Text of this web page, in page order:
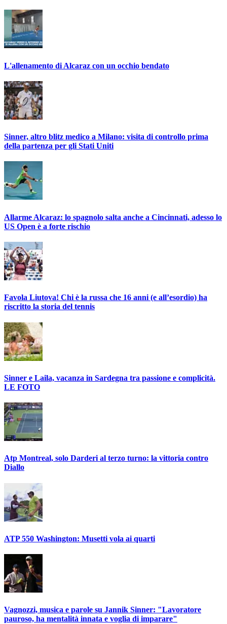
L'allenamento di Alcaraz con un occhio bendato
Sinner, altro blitz medico a Milano: visita di controllo prima
della partenza per gli Stati Uniti
Allarme Alcaraz: lo spagnolo salta anche a Cincinnati, adesso lo
US Open è a forte rischio
Favola Liutova! Chi è la russa che 16 anni (e all’esordio) ha
riscritto la storia del tennis
Sinner e Laila, vacanza in Sardegna tra passione e complicità.
LE FOTO
Atp Montreal, solo Darderi al terzo turno: la vittoria contro
Diallo
ATP 550 Washington: Musetti vola ai quarti
Vagnozzi, musica e parole su Jannik Sinner: "Lavoratore
pauroso, ha mentalità innata e voglia di imparare"